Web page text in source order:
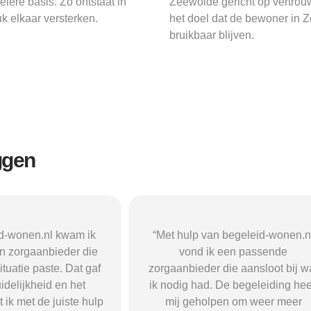
elkaar versterken.
het doel dat de bewoner in
bruikbaar blijven.
begeleid-wonen.nl
passende
die aansloot bij wat
begeleiding heeft
om weer meer
“Met hulp van begeleid-wonen.nl
ben ik in contact gekomen met
passende zorgaanbieder. We
vonden een woonvorm die goed
mij paste, wat mij de rust en